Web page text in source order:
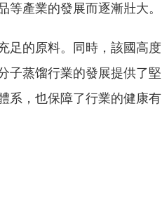
產業的發展而逐漸壯大。
足的原料。同時，該國高度
子蒸馏行業的發展提供了堅
系，也保障了行業的健康有